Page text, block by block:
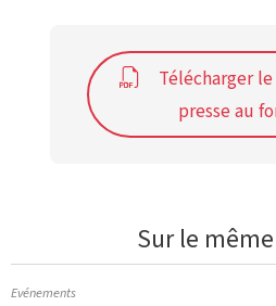
Télécharger
presse au
Sur le
Evénements